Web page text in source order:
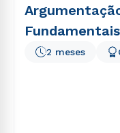
Fundamentais
2 meses